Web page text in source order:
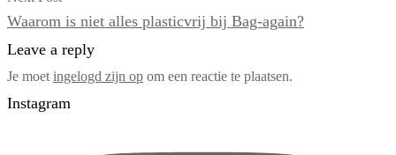
Waarom is niet alles plasticvrij bij Bag-again?
Leave a reply
Je moet ingelogd zijn op om een reactie te plaatsen.
Instagram